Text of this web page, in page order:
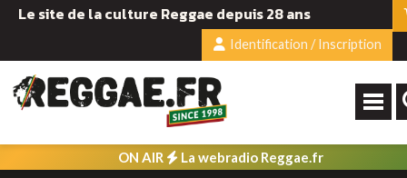
Le site de la culture Reggae depuis 28 ans
Identification / Inscription
ON AIR La webradio Reggae.fr